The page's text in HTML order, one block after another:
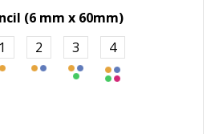
(6 mm x 60mm)
1 2 3 4